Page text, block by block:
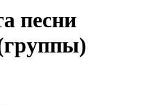
песни